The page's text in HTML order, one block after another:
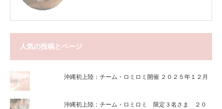
人気の投稿とページ
沖縄初上陸：チーム・ロミロミ開催 ２０２５年１２月
沖縄初上陸：チーム・ロミロミ 限定３名さま ２０